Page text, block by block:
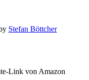
Stefan Böttcher
Link von Amazon